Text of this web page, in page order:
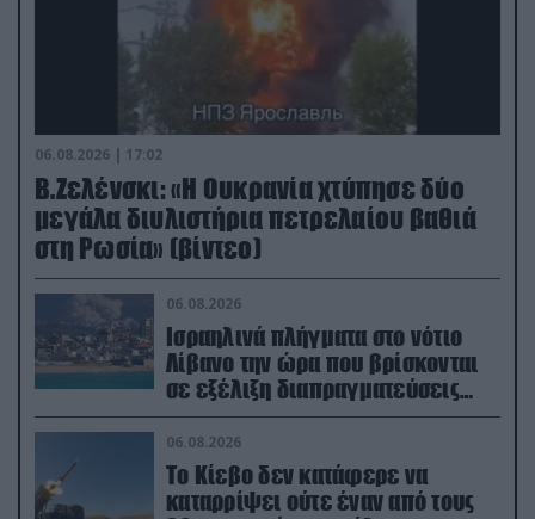
06.08.2026 | 17:02
Β.Ζελένσκι: «Η Ουκρανία χτύπησε δύο
μεγάλα διυλιστήρια πετρελαίου βαθιά
στη Ρωσία» (βίντεο)
06.08.2026
Ισραηλινά πλήγματα στο νότιο
Λίβανο την ώρα που βρίσκονται
σε εξέλιξη διαπραγματεύσεις
στην Ρώμη
06.08.2026
Το Κίεβο δεν κατάφερε να
καταρρίψει ούτε έναν από τους